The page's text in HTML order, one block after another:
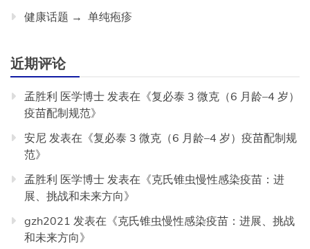
健康话题 → 单纯疱疹
近期评论
孟胜利 医学博士 发表在《复必泰 3 微克（6 月龄–4 岁）
疫苗配制规范》
安尼 发表在《复必泰 3 微克（6 月龄–4 岁）疫苗配制规
范》
孟胜利 医学博士 发表在《克氏锥虫慢性感染疫苗：进
展、挑战和未来方向》
gzh2021 发表在《克氏锥虫慢性感染疫苗：进展、挑战
和未来方向》